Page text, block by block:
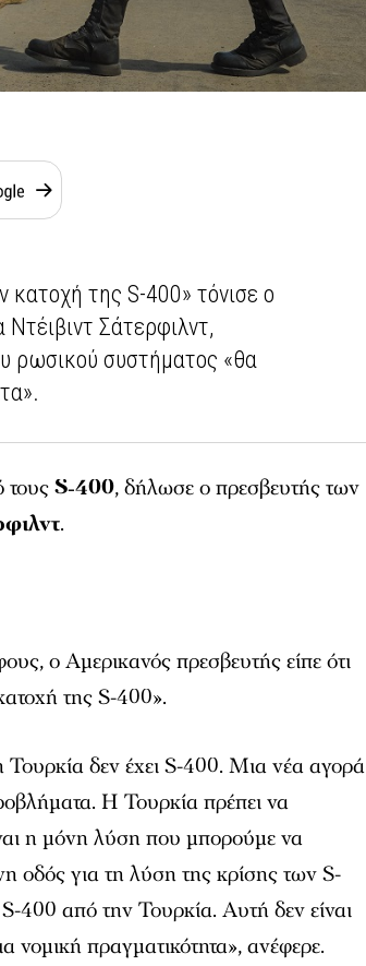
κατοχή της S-400» τόνισε ο
Σάτερφιλντ,
ρωσικού συστήματος «θα
τουςS-400, δήλωσε ο πρεσβευτής των
.
ο Αμερικανός πρεσβευτής είπε ότι
της S-400».
δεν έχει S-400. Μια νέα αγορά
Η Τουρκία πρέπει να
η μόνη λύση που μπορούμε να
οδός για τη λύση της κρίσης των S-
400 από την Τουρκία. Αυτή δεν είναι
πραγματικότητα», ανέφερε.